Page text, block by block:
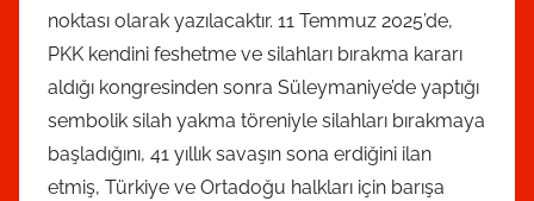
k
s
i
y
o
n
noktası olarak yazılacaktır. 11 Temmuz 2025’de,
PKK kendini feshetme ve silahları bırakma kararı
aldığı kongresinden sonra Süleymaniye’de yaptığı
sembolik silah yakma töreniyle silahları bırakmaya
başladığını, 41 yıllık savaşın sona erdiğini ilan
etmiş, Türkiye ve Ortadoğu halkları için barışa